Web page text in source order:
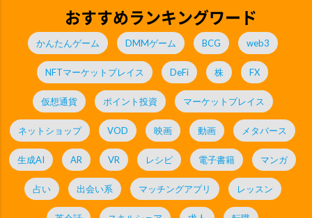
おすすめランキングワード
かんたんゲーム DMMゲーム BCG web3
NFTマーケットプレイス DeFi 株 FX
仮想通貨 ポイント投資 マーケットプレイス
ネットショップ VOD 映画 動画 メタバース
生成AI AR VR レシピ 電子書籍 マンガ
占い 出会い系 マッチングアプリ レッスン